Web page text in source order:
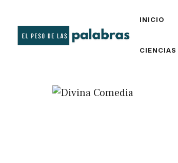
contenido
INICIO
CIENCIAS